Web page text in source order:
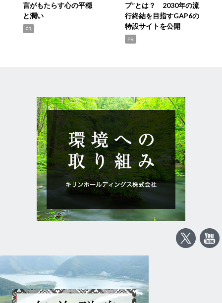
言がもたらす心の平穏
と潤い
PR
プ”とは？ 2030年の流
行終結を目指すGAP6の
特設サイトを公開
PR